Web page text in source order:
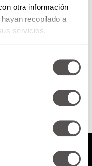
otra información
recopilado a
servicios.
en